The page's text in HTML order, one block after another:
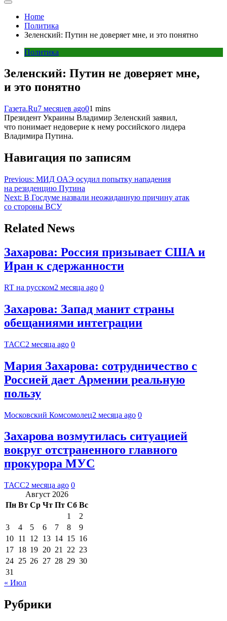
Home
Политика
Зеленский: Путин не доверяет мне, и это понятно
Политика
Зеленский: Путин не доверяет мне,
и это понятно
Газета.Ru7 месяцев ago01 mins
Президент Украины Владимир Зеленский заявил,
что понимает недоверие к нему российского лидера
Владимира Путина.
Навигация по записям
Previous: МИД ОАЭ осудил попытку нападения
на резиденцию Путина
Next: В Госдуме назвали неожиданную причину атак
со стороны ВСУ
Related News
Захарова: Россия призывает США и
Иран к сдержанности
RT на русском2 месяца ago 0
Захарова: Запад манит страны
обещаниями интеграции
ТАСС2 месяца ago 0
Мария Захарова: сотрудничество с
Россией дает Армении реальную
пользу
Московский Комсомолец2 месяца ago 0
Захарова возмутилась ситуацией
вокруг отстраненного главного
прокурора МУС
ТАСС2 месяца ago 0
Август 2026
Пн Вт Ср Чт Пт Сб Вс
1
2
3
4 5 6 7 8
9
10 11 12 13 14 15 16
17 18 19 20 21 22 23
24 25 26 27 28 29 30
31
« Июл
Рубрики